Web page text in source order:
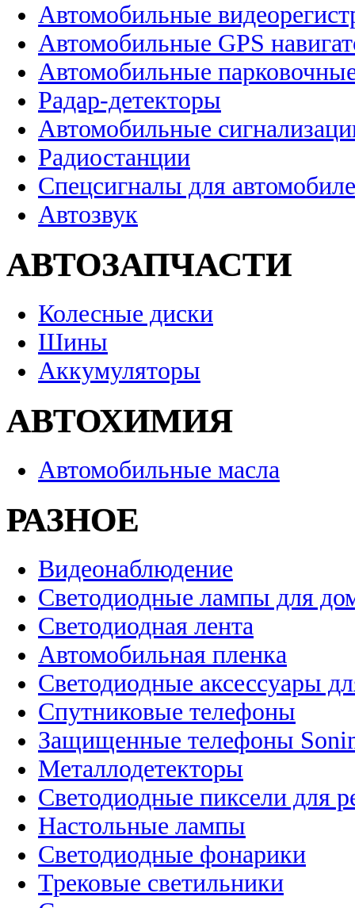
Автомобильные
Автомобильные GPS
Автомобильные
Радар-детекторы
Автомобильные
Радиостанции
Спецсигналы для
Автозвук
АВТОЗАПЧАСТИ
Колесные диски
Шины
Аккумуляторы
АВТОХИМИЯ
Автомобильные масла
РАЗНОЕ
Видеонаблюдение
Светодиодные лампы для
Светодиодная лента
Автомобильная пленка
Светодиодные аксессуары
Спутниковые телефоны
Защищенные телефоны
Металлодетекторы
Светодиодные пиксели для
Настольные лампы
Светодиодные фонарики
Трековые светильники